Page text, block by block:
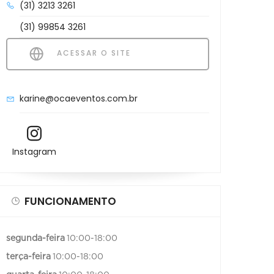
(31) 3213 3261
(31) 99854 3261
ACESSAR O SITE
karine@ocaeventos.com.br
Instagram
FUNCIONAMENTO
segunda-feira 10:00-18:00
terça-feira 10:00-18:00